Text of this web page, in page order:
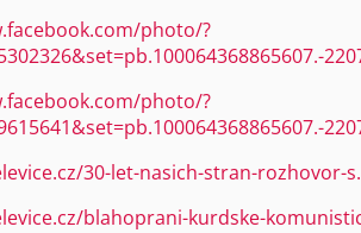
photo/?
photo/?
30-let-nasich-stran-rozhovor-
blahoprani-kurdske-